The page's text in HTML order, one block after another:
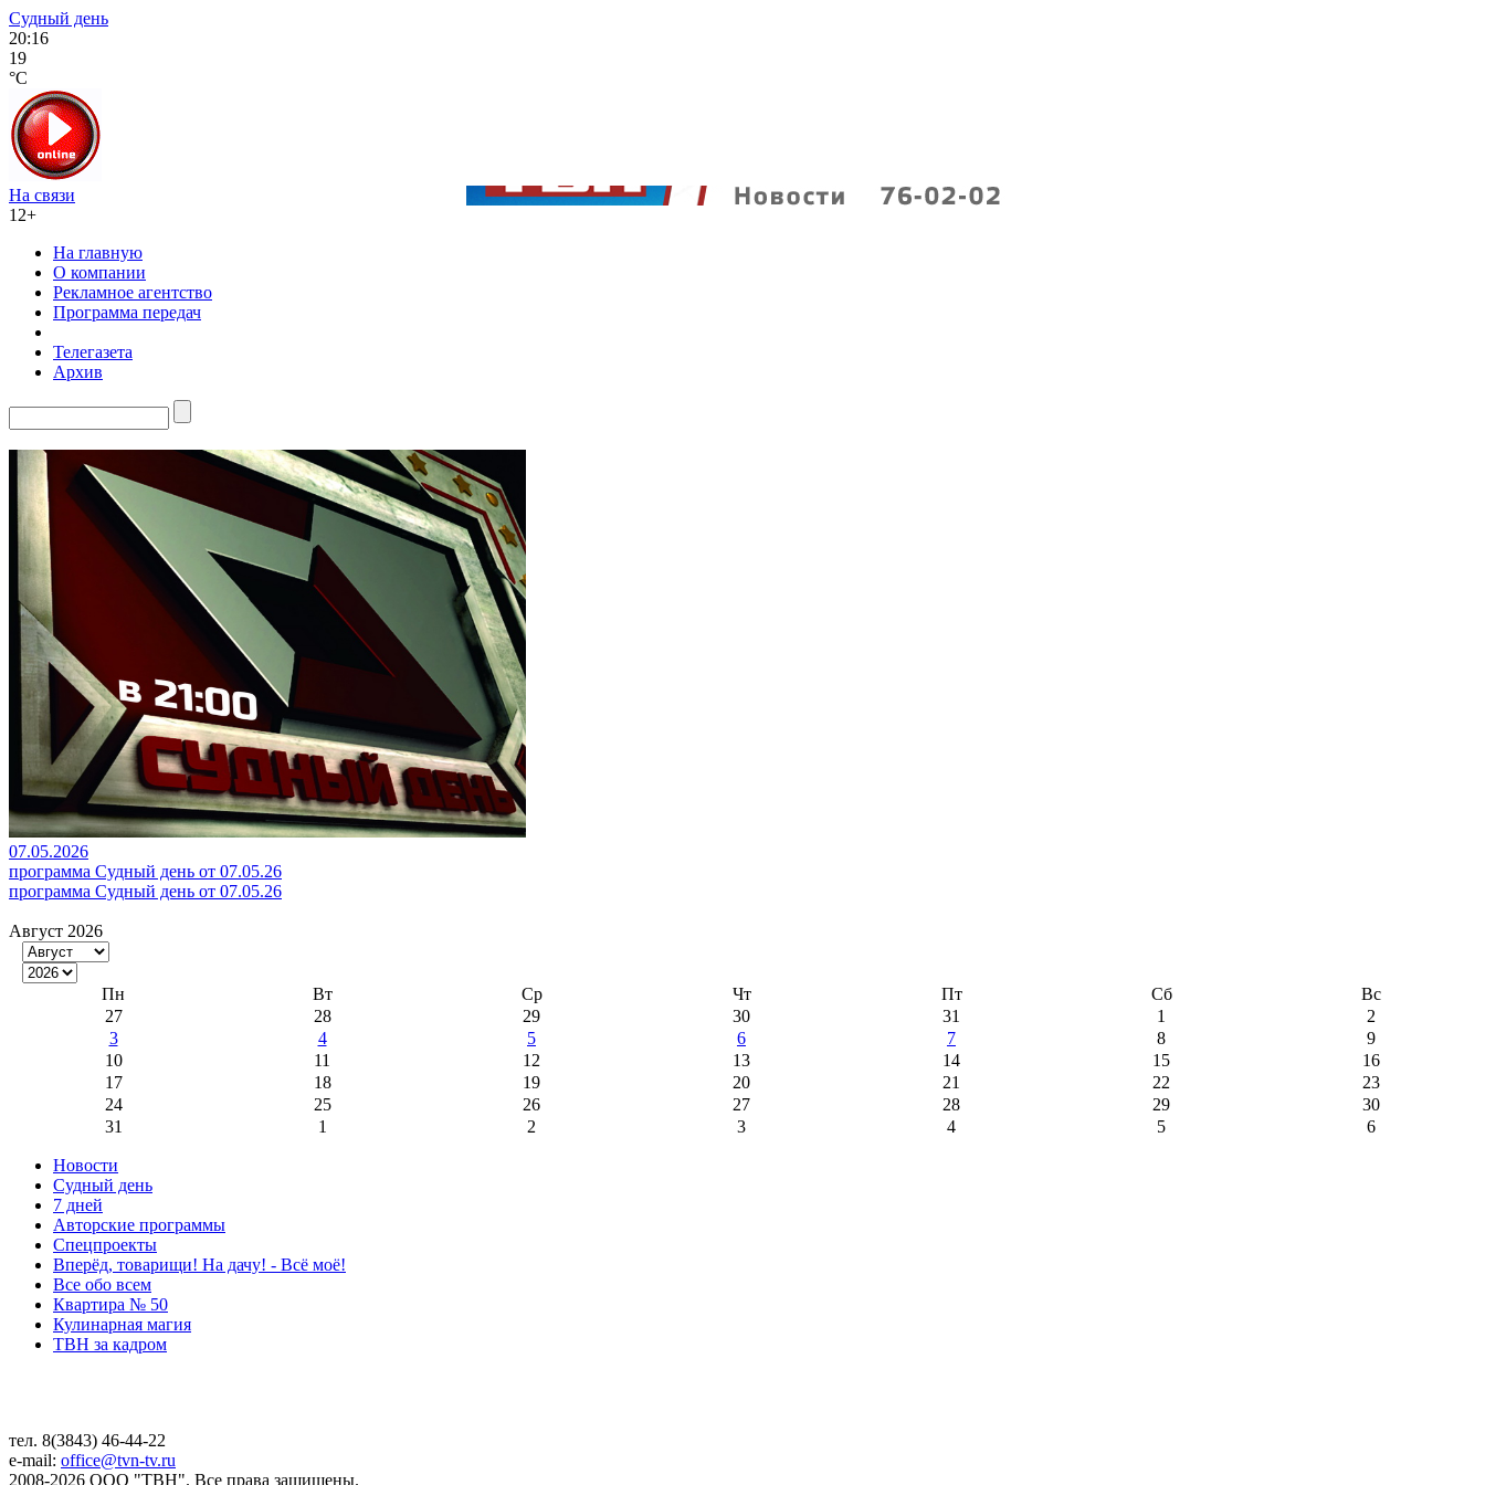
Судный день
20:16
19
°C
На связи
12+
На главную
О компании
Рекламное агентство
Программа передач
Телегазета
Архив
07.05.2026
программа Судный день от 07.05.26
программа Судный день от 07.05.26
Август 2026
Пн Вт Ср Чт Пт Сб
Вс
27
28 29 30 31 1
2
3
4 5 6 7 8
9
10
11 12 13 14 15
16
17
18 19 20 21 22
23
24
25 26 27 28 29
30
31
1 2 3 4 5 6
Новости
Судный день
7 дней
Авторские программы
Спецпроекты
Вперёд, товарищи! На дачу! - Всё моё!
Все обо всем
Квартира № 50
Кулинарная магия
ТВН за кадром
тел. 8(3843) 46-44-22
e-mail: office@tvn-tv.ru
2008-2026 ООО "ТВН". Все права защищены.